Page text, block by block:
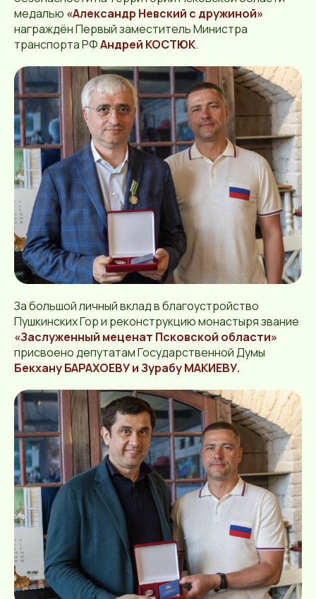
медалью «Александр Невский с дружиной»
награждён Первый заместитель Министра
транспорта РФАндрей КОСТЮК.
За большой личный вклад в благоустройство
Пушкинских Гор и реконструкцию монастыря звание
«Заслуженный меценат Псковской области»
присвоено депутатам Государственной Думы
Бекхану БАРАХОЕВУ и Зурабу МАКИЕВУ.